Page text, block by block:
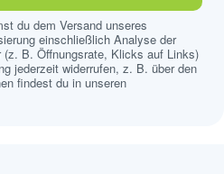
du dem Versand unseres
einschließlich Analyse der
B. Öffnungsrate, Klicks auf Links)
jederzeit widerrufen, z. B. über den
findest du in unseren